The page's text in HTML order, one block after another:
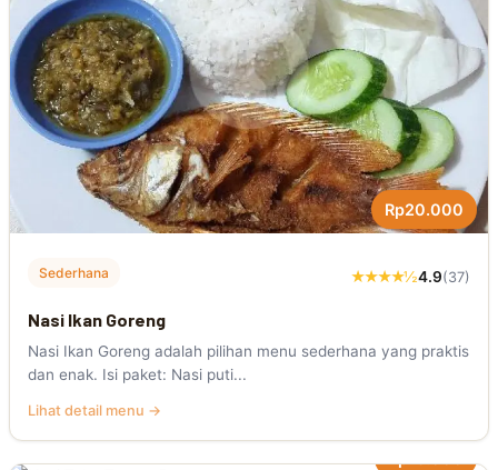
Rp20.000
Sederhana ★★★★½4.9(37)
Nasi Ikan Goreng
Nasi Ikan Goreng adalah pilihan menu sederhana yang praktis
dan enak. Isi paket: Nasi puti...
Lihat detail menu →